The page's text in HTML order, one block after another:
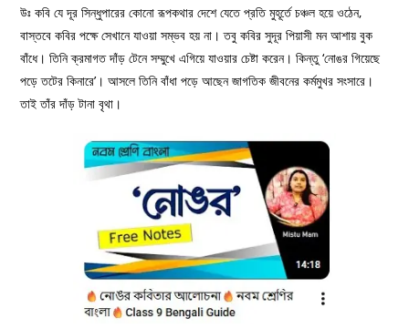
উঃ কবি যে দূর সিন্ধুপারের কোনো রূপকথার দেশে যেতে প্রতি মুহূর্তে চঞ্চল হয়ে ওঠেন,
বাস্তবে কবির পক্ষে সেখানে যাওয়া সম্ভব হয় না। তবু কবির সুদূর পিয়াসী মন আশায় বুক
বাঁধে। তিনি ক্রমাগত দাঁড় টেনে সম্মুখে এগিয়ে যাওয়ার চেষ্টা করেন। কিন্তু ‘নােঙর গিয়েছে
পড়ে তটের কিনারে’। আসলে তিনি বাঁধা পড়ে আছেন জাগতিক জীবনের কর্মমুখর সংসারে।
তাই তাঁর দাঁড় টানা বৃথা।